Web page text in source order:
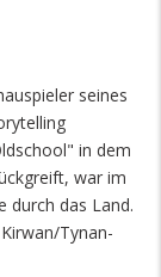
seines
in dem
war im
durch das Land.
Tynan-